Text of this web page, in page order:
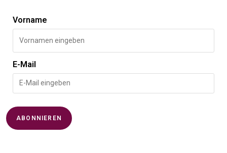
Vorname
E-Mail